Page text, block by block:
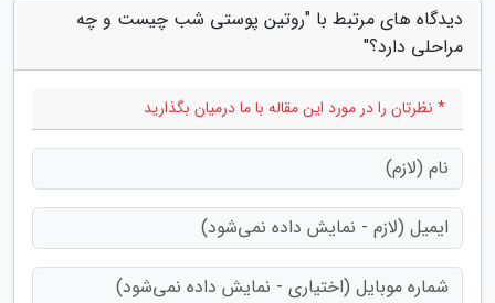
دیدگاه های مرتبط با "روتین پوستی شب چیست و چه
مراحلی دارد؟"
* نظرتان را در مورد این مقاله با ما درمیان بگذارید